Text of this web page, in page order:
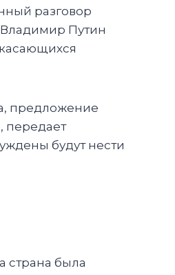
разговор
Путин
предложение
передает
будут нести
страна была